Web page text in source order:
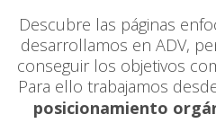
Descubre las páginas
desarrollamos en ADV,
conseguir los objetivos
Para ello trabajamos
posicionamiento